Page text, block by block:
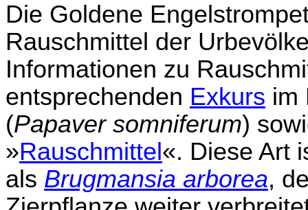
Die Goldene
Rauschmittel der
Informationen zu
entsprechenden Exkurs im
(Papaver somniferum)
»Rauschmittel «. Diese Art
als Brugmansia arborea,